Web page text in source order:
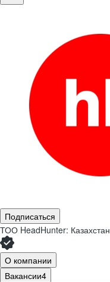
Подписаться
ТОО HeadHunter: Казахстан
О компании
Вакансии4